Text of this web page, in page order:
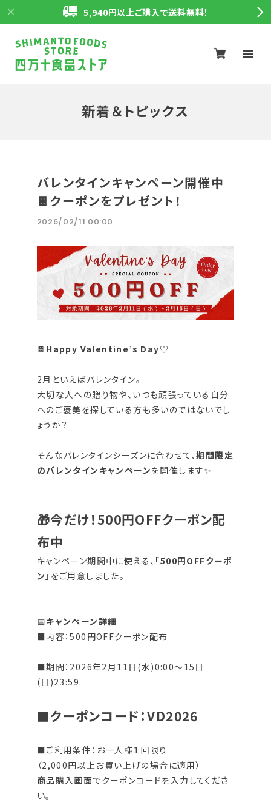
5,940円以上ご購入で送料無料！
新着＆トピックス
バレンタインキャンペーン開催中
🍫クーポンをプレゼント！
2026/02/11 00:00
🍫 Happy Valentine’s Day♡
2月といえばバレンタイン。
大切な人への贈り物や、いつも頑張っている自分
へのご褒美を探している方も多いのではないでし
ょうか？
そんなバレンタインシーズンに合わせて、期間限定
のバレンタインキャンペーンを開催します✨
🎁今だけ！500円OFFクーポン配
布中
キャンペーン期間中に使える、 「500円OFFクーポ
ン」 をご用意しました。
📅キャンペーン詳細
■内容：500円OFFクーポン配布
■期間：2026年2月11日(水)0:00～15日
(日)23:59
■クーポンコード：VD2026
■ご利用条件：お一人様１回限り
（2,000円以上お買い上げの場合に適用）
商品購入画面でクーポンコードを入力してくださ
い。